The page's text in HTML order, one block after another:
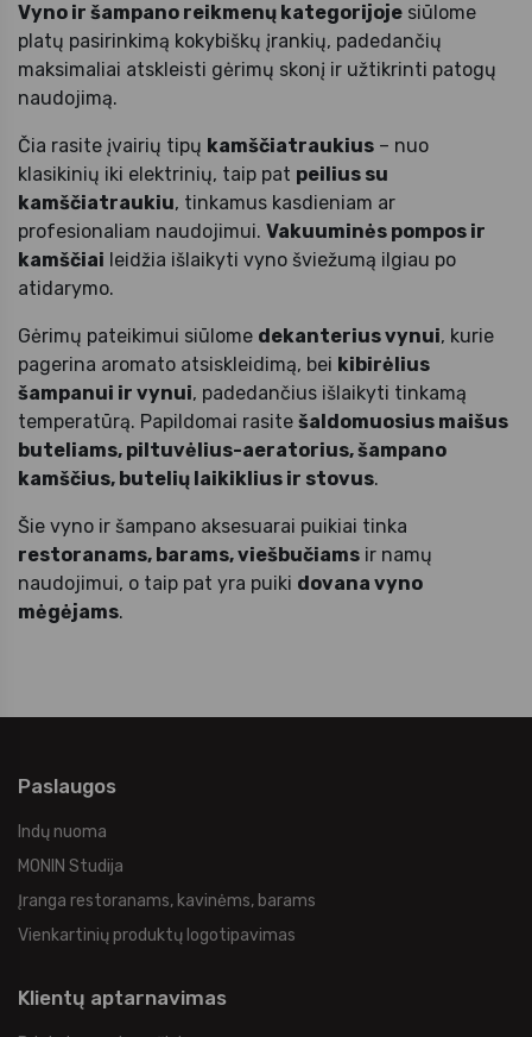
Vyno ir šampano reikmenų kategorijoje siūlome
platų pasirinkimą kokybiškų įrankių, padedančių
maksimaliai atskleisti gėrimų skonį ir užtikrinti patogų
naudojimą.
Čia rasite įvairių tipų kamščiatraukius – nuo
klasikinių iki elektrinių, taip pat peilius su
kamščiatraukiu, tinkamus kasdieniam ar
profesionaliam naudojimui. Vakuuminės pompos ir
kamščiai leidžia išlaikyti vyno šviežumą ilgiau po
atidarymo.
Gėrimų pateikimui siūlome dekanterius vynui, kurie
pagerina aromato atsiskleidimą, bei kibirėlius
šampanui ir vynui, padedančius išlaikyti tinkamą
temperatūrą. Papildomai rasite šaldomuosius maišus
buteliams, piltuvėlius-aeratorius, šampano
kamščius, butelių laikiklius ir stovus.
Šie vyno ir šampano aksesuarai puikiai tinka
restoranams, barams, viešbučiams ir namų
naudojimui, o taip pat yra puiki dovana vyno
mėgėjams.
Paslaugos
Indų nuoma
MONIN Studija
Įranga restoranams, kavinėms, barams
Vienkartinių produktų logotipavimas
Klientų aptarnavimas